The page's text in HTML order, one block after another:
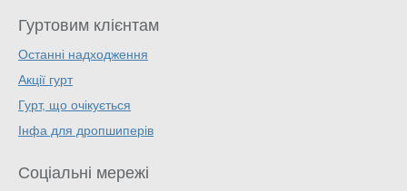
Гуртовим клієнтам
Останні надходження
Акції гурт
Гурт, що очікується
Інфа для дропшиперів
Соціальні мережі